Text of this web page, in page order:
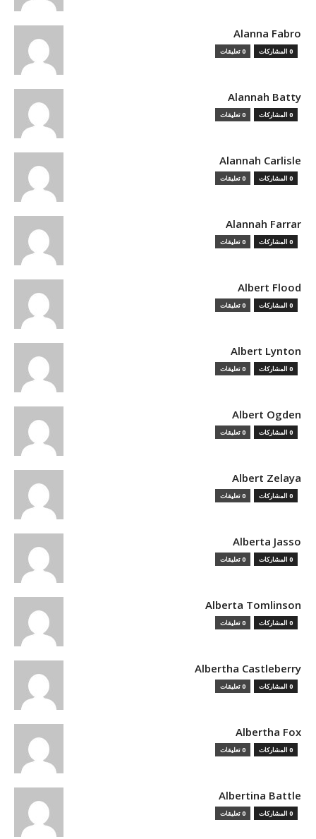
Alanna Fabro
0 المشاركات 0 تعليقات
Alannah Batty
0 المشاركات 0 تعليقات
Alannah Carlisle
0 المشاركات 0 تعليقات
Alannah Farrar
0 المشاركات 0 تعليقات
Albert Flood
0 المشاركات 0 تعليقات
Albert Lynton
0 المشاركات 0 تعليقات
Albert Ogden
0 المشاركات 0 تعليقات
Albert Zelaya
0 المشاركات 0 تعليقات
Alberta Jasso
0 المشاركات 0 تعليقات
Alberta Tomlinson
0 المشاركات 0 تعليقات
Albertha Castleberry
0 المشاركات 0 تعليقات
Albertha Fox
0 المشاركات 0 تعليقات
Albertina Battle
0 المشاركات 0 تعليقات